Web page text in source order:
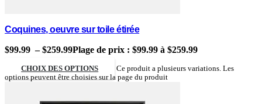
Coquines, oeuvre sur toile étirée
$99.99 – $259.99Plage de prix : $99.99 à $259.99
CHOIX DES OPTIONS
Ce produit a plusieurs variations. Les
options peuvent être choisies sur la page du produit